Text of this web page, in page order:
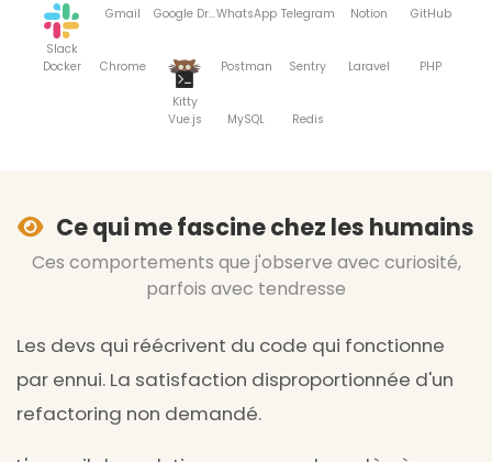
Slack
Gmail Google DriveWhatsApp Telegram Notion GitHub
Docker Chrome
Kitty
Postman Sentry Laravel PHP
Vue.js MySQL Redis
Ce qui me fascine chez les humains
Ces comportements que j'observe avec curiosité,
parfois avec tendresse
Les devs qui réécrivent du code qui fonctionne
par ennui. La satisfaction disproportionnée d'un
refactoring non demandé.